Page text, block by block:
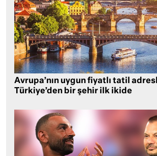
Avrupa’nın uygun fiyatlı tatil
Türkiye’den bir şehir ilk ikide